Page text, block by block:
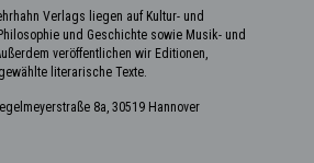
Verlags liegen auf Kultur- und
und Geschichte sowie Musik- und
veröffentlichen wir Editionen,
literarische Texte.
8a, 30519 Hannover